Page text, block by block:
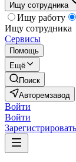
Ищу сотрудника
Ищу работу
Ищу сотрудника
Сервисы
Помощь
Ещё
Поиск
Авторемзавод
Войти
Войти